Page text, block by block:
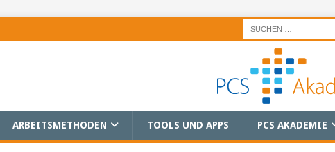
ARBEITSMETHODEN TOOLS UND APPS PCS AKADEMIE